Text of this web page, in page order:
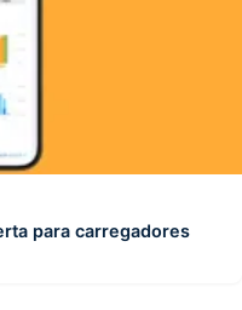
para carregadores